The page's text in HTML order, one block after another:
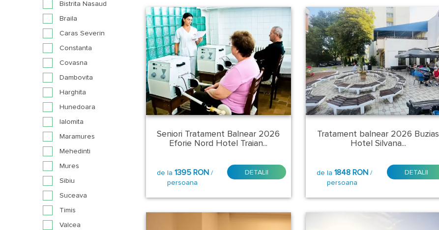
Bistrita Nasaud
Braila
Caras Severin
Constanta
Covasna
Dambovita
Harghita
Hunedoara
Ialomita
Maramures
Mehedinti
Mures
Sibiu
Suceava
Timis
Valcea
Seniori Tratament Balnear 2026
Eforie Nord Hotel Traian...
de la 1395 RON /
persoana
DETALII
Tratament balnear 2026 Buzias
Hotel Silvana...
de la1848 RON /
persoana
DETALII